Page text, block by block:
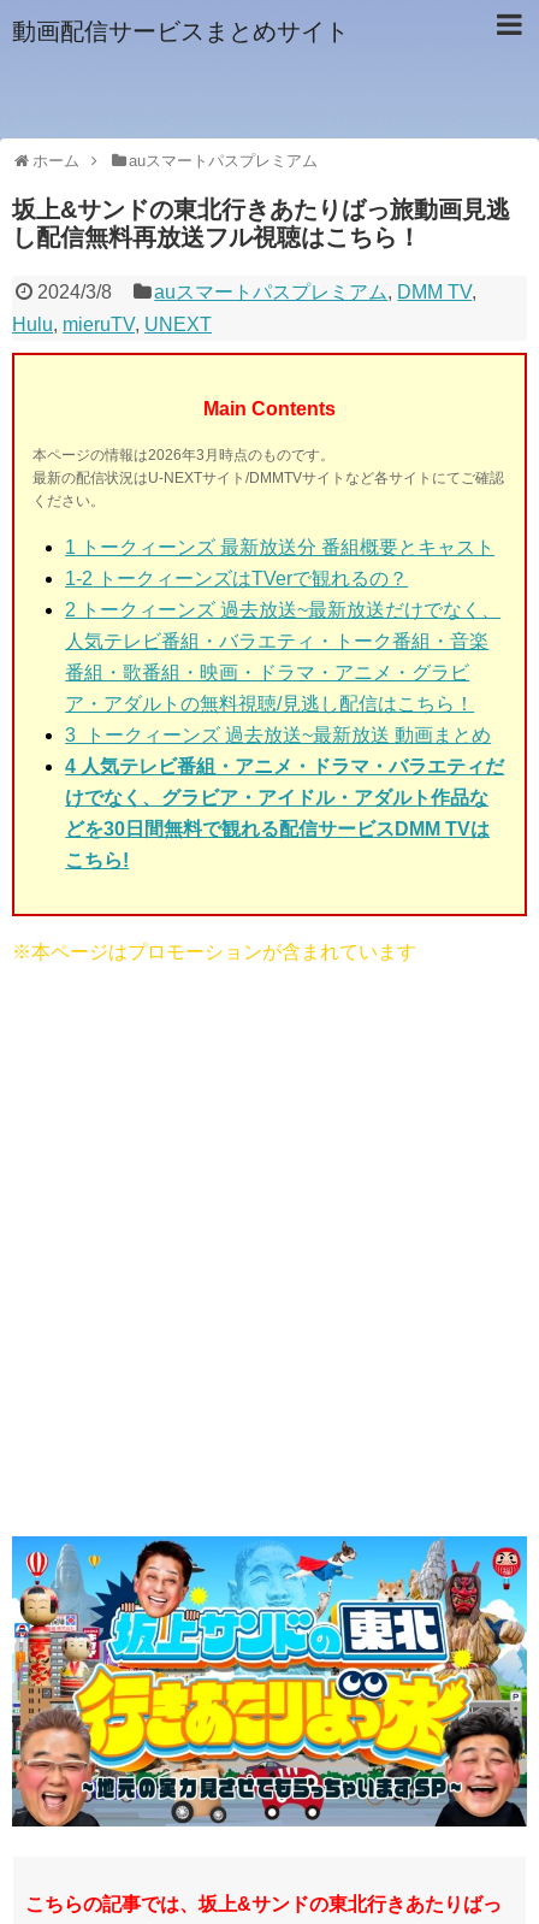
動画配信サービスまとめサイト
ホーム auスマートパスプレミアム
坂上&サンドの東北行きあたりばっ旅動画見逃
し配信無料再放送フル視聴はこちら！
2024/3/8 auスマートパスプレミアム, DMM TV,
Hulu, mieruTV, UNEXT
Main Contents
本ページの情報は2026年3月時点のものです。
最新の配信状況はU-NEXTサイト/DMMTVサイトなど各サイトにてご確認
ください。
1 トークィーンズ 最新放送分 番組概要とキャスト
1-2 トークィーンズはTVerで観れるの？
2 トークィーンズ 過去放送~最新放送だけでなく、
人気テレビ番組・バラエティ・トーク番組・音楽
番組・歌番組・映画・ドラマ・アニメ・グラビ
ア・アダルトの無料視聴/見逃し配信はこちら！
3 トークィーンズ 過去放送~最新放送 動画まとめ
4 人気テレビ番組・アニメ・ドラマ・バラエティだ
けでなく、グラビア・アイドル・アダルト作品な
どを30日間無料で観れる配信サービスDMM TVは
こちら!
※本ページはプロモーションが含まれています
こちらの記事では、坂上&サンドの東北行きあたりばっ